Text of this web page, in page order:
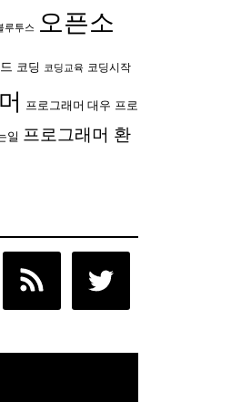
루투스
오픈소
코딩 코딩교육 코딩시작
프로그래머 대우 프로
일 프로그래머 환